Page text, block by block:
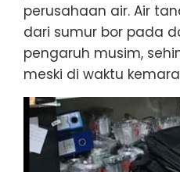
perusahaan air. Air
dari sumur bor pada
pengaruh musim,
meski di waktu